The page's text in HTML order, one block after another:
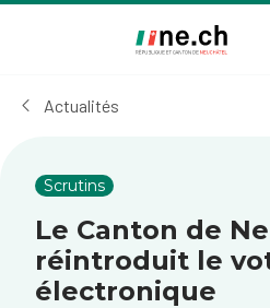
cookies
Actualités
Scrutins
Le Canton de
réintroduit le
électronique